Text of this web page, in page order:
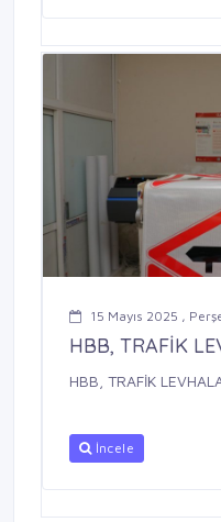
15 Mayıs 2025 ,
HBB, TRAFİK
HBB, TRAFİK
İncele